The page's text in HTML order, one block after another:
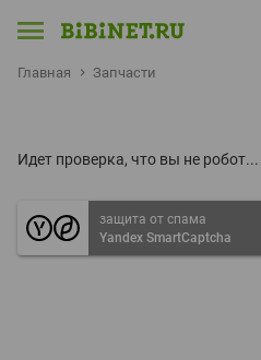
Главная Запчасти
Идет проверка, что вы не робот...
защита от спама
Yandex SmartCaptcha